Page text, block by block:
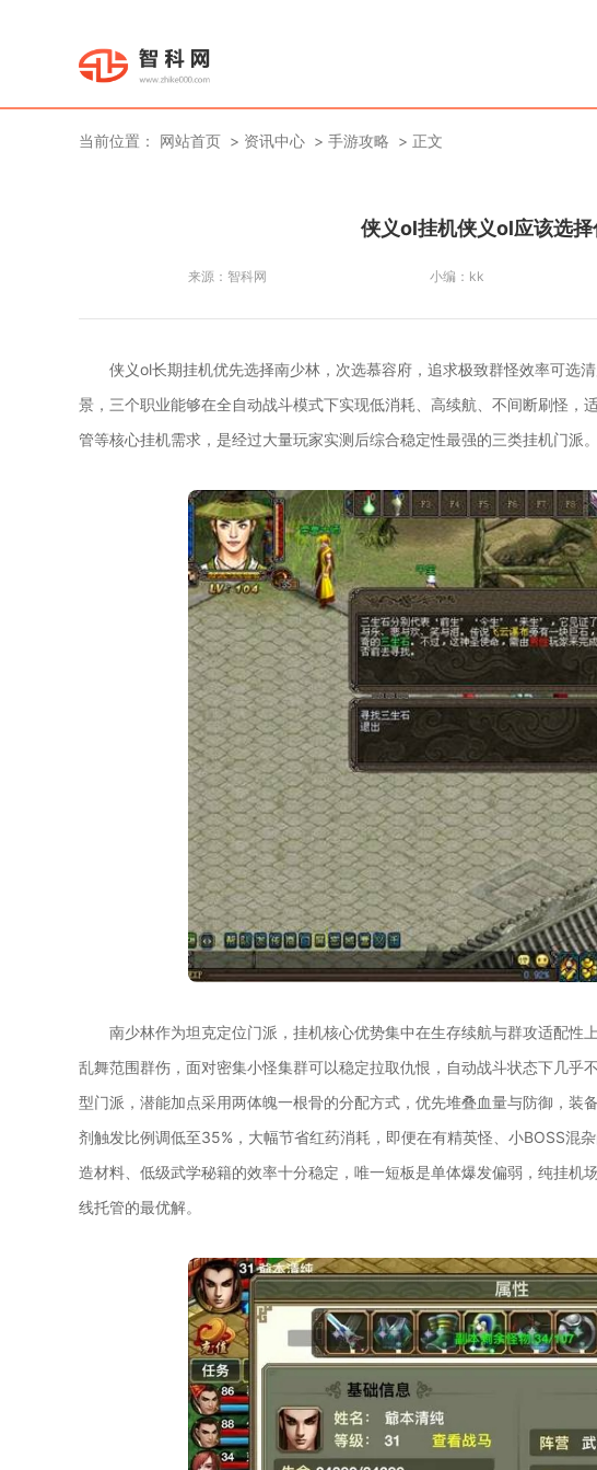
当前位置： 网站首页 资讯中心 手游攻略 正文
侠义ol挂机侠义ol应该选择
来源： 智科网 小编： kk
侠义ol长期挂机优先选择南少林，次选慕容府，追求极致群怪效率可选
景，三个职业能够在全自动战斗模式下实现低消耗、高续航、不间断刷怪，
管等核心挂机需求，是经过大量玩家实测后综合稳定性最强的三类挂机门派。
南少林作为坦克定位门派，挂机核心优势集中在生存续航与群攻适配性
乱舞范围群伤，面对密集小怪集群可以稳定拉取仇恨，自动战斗状态下几乎
型门派，潜能加点采用两体魄一根骨的分配方式，优先堆叠血量与防御，装
剂触发比例调低至35%，大幅节省红药消耗，即便在有精英怪、小BOSS混
造材料、低级武学秘籍的效率十分稳定，唯一短板是单体爆发偏弱，纯挂机
线托管的最优解。